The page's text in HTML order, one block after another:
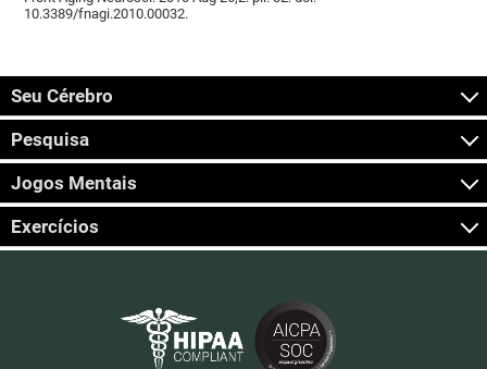
10.3389/fnagi.2010.00032.
Seu Cérebro
Pesquisa
Jogos Mentais
Exercícios